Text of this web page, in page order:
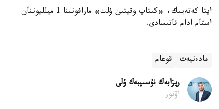
ايتا كەتەيىك، «كىتاپ وقيتىن ۇلت» مارافونىنا 1 ميلليوننان
استام ادام قاتىسادى.
مادەنيەت قوعام
ريزابەك نۇسىپبەك ۇلى
اۆتور